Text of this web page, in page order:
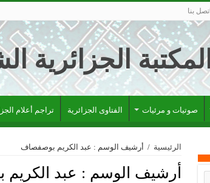
اتصل بنا
صوتيات و مرئيات الفتاوى الجزائرية تراجم أعلام
الرئيسية / أرشيف الوسم : عبد الكريم بوصفصاف
أرشيف الوسم : عبد